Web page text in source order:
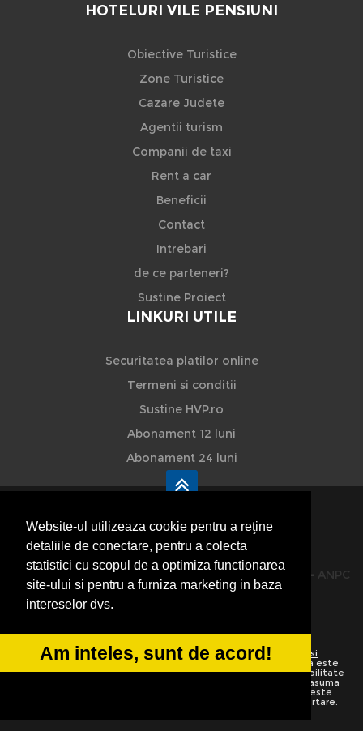
Website-ul utilizeaza cookie pentru a reţine
detaliile de conectare, pentru a colecta
statistici cu scopul de a optimiza functionarea
site-ului si pentru a furniza marketing in baza
intereselor dvs.
Am inteles, sunt de acord!
HOTELURI VILE PENSIUNI
Obiective Turistice
Zone Turistice
Cazare Judete
Agentii turism
Companii de taxi
Rent a car
Beneficii
Contact
Intrebari
de ce parteneri?
Sustine Proiect
LINKURI UTILE
Securitatea platilor online
Termeni si conditii
Sustine HVP.ro
Abonament 12 luni
Abonament 24 luni
HVP - Hoteluri Vile Pensiuni
© 2014-2026 Powered byVilonMedia&TekaBility - ANPC
SOL
Utilizand acest site inseamna ca sunteti de acord cu Termenii si
conditiile de utilizare Preluarea informatiilor totala sau partiala este
strict interzisa. Ne rezervam dreptul de a apela la institutiile abilitate
nu isi asuma
vina pentru corectitudinea informatiilor. Daca o informatie nu este
corecta sau este incompleta va rugam folositi linkurile de raportare.